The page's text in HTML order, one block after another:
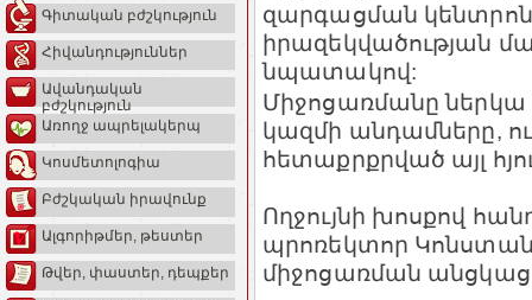
Գիտական բժշկություն
Հիվանդություններ
Ավանդական
բժշկություն
Առողջ ապրելակերպ
Կոսմետոլոգիա
Բժշկական իրավունք
Ալգորիթմեր, թեստեր
Թվեր, փաստեր, դեպքեր
զարգացման
իրազեկվածության
նպատակով:
Միջոցառմանը
կազմի անդամները,
հետաքրքրված այլ
Ողջույնի խոսքով
պրոռեկտոր
միջոցառման